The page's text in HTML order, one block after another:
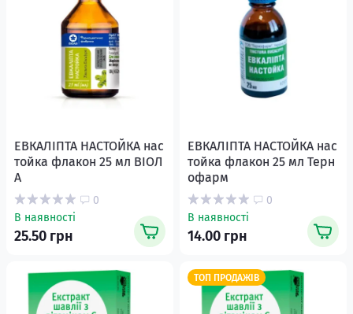
ЕВКАЛІПТА НАСТОЙКА нас
тойка флакон 25 мл ВІОЛ
А
0
В наявності
25.50 грн
ЕВКАЛІПТА НАСТОЙКА нас
тойка флакон 25 мл Терн
офарм
0
В наявності
14.00 грн
ТОП ПРОДАЖІВ